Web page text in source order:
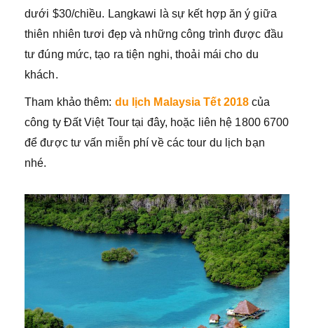
dưới $30/chiều. Langkawi là sự kết hợp ăn ý giữa
thiên nhiên tươi đẹp và những công trình được đầu
tư đúng mức, tạo ra tiện nghi, thoải mái cho du
khách.
Tham khảo thêm: du lịch Malaysia Tết 2018 của
công ty Đất Việt Tour tại đây, hoặc liên hệ 1800 6700
để được tư vấn miễn phí về các tour du lịch bạn
nhé.